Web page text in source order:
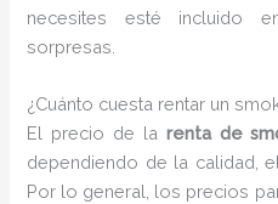
necesites esté incluido
sorpresas.
¿Cuánto cuesta rentar un
El precio de la renta de
dependiendo de la calidad,
Por lo general, los precios